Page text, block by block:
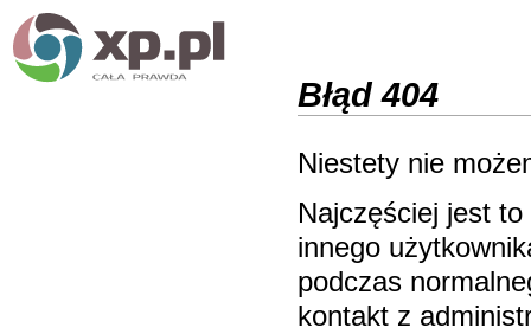
Błąd 404
Niestety nie
Najczęściej jest
innego
podczas
kontakt z